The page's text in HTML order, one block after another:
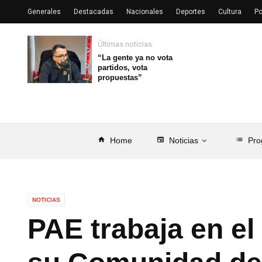
home Home newspaper Noticias list
Últimas noticias
“La gente ya no vota
partidos, vota
propuestas”
Generales Destacadas Nacionales Deportes Cultura
NOTICIAS
PAE trabaja en